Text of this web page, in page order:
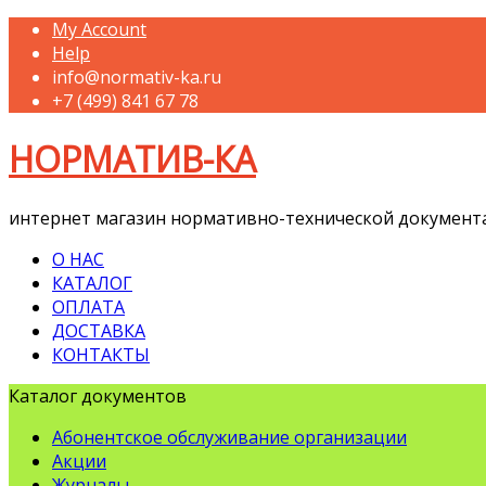
My Account
Help
info@normativ-ka.ru
+7 (499) 841 67 78
НОРМАТИВ-КА
интернет магазин нормативно-технической
О НАС
КАТАЛОГ
ОПЛАТА
ДОСТАВКА
КОНТАКТЫ
Каталог документов
Абонентское обслуживание организации
Акции